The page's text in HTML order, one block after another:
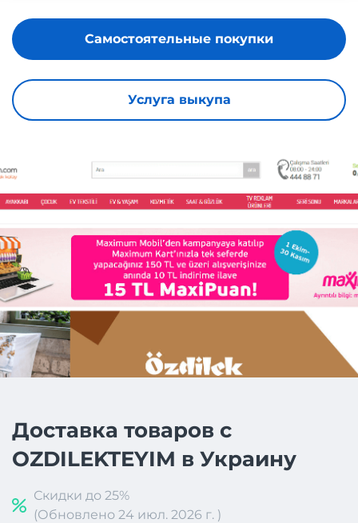
Услуга выкупа
Самостоятельные покупки
Доставка товаров с
OZDILEKTEYIM в Украину
Скидки до 25%
(Обновлено 24 июл. 2026 г. )